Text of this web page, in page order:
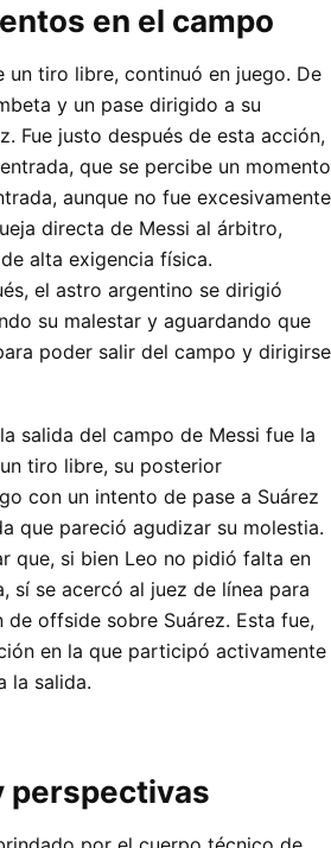
en el campo
un tiro libre, continuó en juego. De
y un pase dirigido a su
Fue justo después de esta acción,
que se percibe un momento
aunque no fue excesivamente
directa de Messi al árbitro,
alta exigencia física.
el astro argentino se dirigió
su malestar y aguardando que
poder salir del campo y dirigirse
salida del campo de Messi fue la
tiro libre, su posterior
con un intento de pase a Suárez
que pareció agudizar su molestia.
que, si bien Leo no pidió falta en
sí se acercó al juez de línea para
de offside sobre Suárez. Esta fue,
en la que participó activamente
la salida.
perspectivas